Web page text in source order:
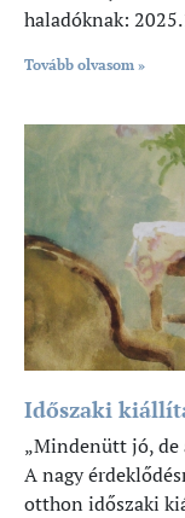
haladóknak:
Tovább olvasom »
Időszaki
„Mindenütt jó, de
A nagy
otthon időszaki